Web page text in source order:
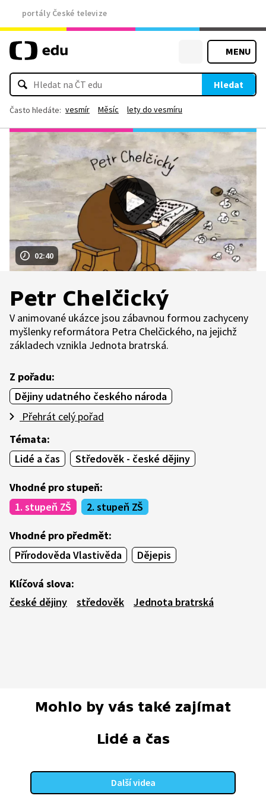
portály České televize
MENU
Hledat
Často hledáte: vesmír Měsíc lety do vesmíru
02:40
Petr Chelčický
V animované ukázce jsou zábavnou formou zachyceny
myšlenky reformátora Petra Chelčického, na jejichž
základech vznikla Jednota bratrská.
Z pořadu:
Dějiny udatného českého národa
Přehrát celý pořad
Témata:
Lidé a čas
Středověk - české dějiny
Vhodné pro stupeň:
1. stupeň ZŠ
2. stupeň ZŠ
Vhodné pro předmět:
Přírodověda Vlastivěda
Dějepis
Klíčová slova:
české dějiny
středověk Jednota bratrská
Mohlo by vás také zajímat
Lidé a čas
Další videa